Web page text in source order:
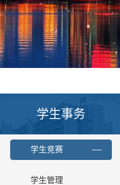
学生事务
学生竞赛
学生管理